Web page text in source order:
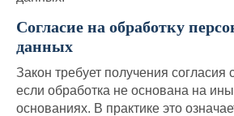
Согласие на обработку
данных
Закон требует получения согласия
если обработка не основана на
основаниях. В практике это